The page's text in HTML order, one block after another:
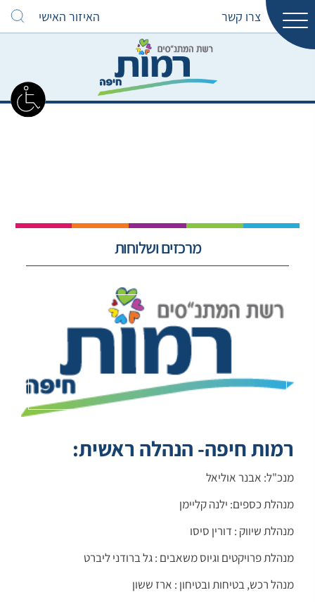
צרו קשר האיזור האישי
מרכזים ושלוחות
רמות חיפה- הנהלה ראשית:
מנכ"ל: אבנר אוליאל
מנהלת כספים: ילנה קליימן
מנהלת שיווק : דורין סיסו
מנהלת פרויקטים וגיוס משאבים : גל ברודני ליברט
מנהל רכש, בטיחות ובטיחון : ארז ששון